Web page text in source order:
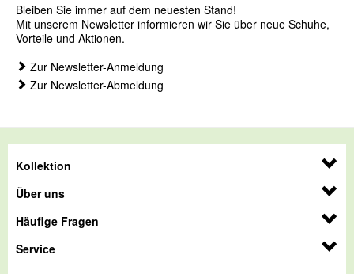
Bleiben Sie immer auf dem neuesten Stand!
Mit unserem Newsletter informieren wir Sie über neue Schuhe,
Vorteile und Aktionen.
Zur Newsletter-Anmeldung
Zur Newsletter-Abmeldung
Kollektion
Über uns
Häufige Fragen
Service